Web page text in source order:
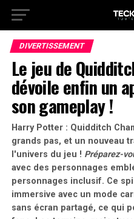
DIVERTISSEMENT
Le jeu de
dévoile enfin un
son gameplay !
Harry Potter : Quidditch
grands pas, et un nouveau
l'univers du jeu ! Préparez-
avec des personnages
personnages inclusif. Ce
immersive avec un mode
sans écran partagé, ce qui